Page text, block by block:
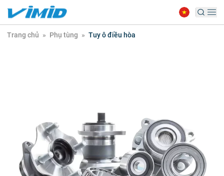
Trang chủ » Phụ tùng » Tuy ô điều hòa